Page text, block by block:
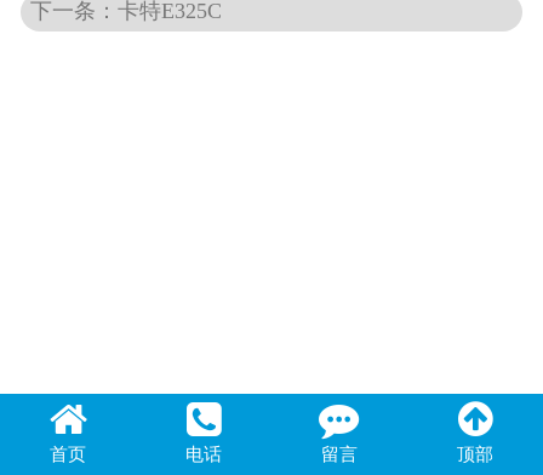
下一条：卡特E325C
首页 电话 留言 顶部